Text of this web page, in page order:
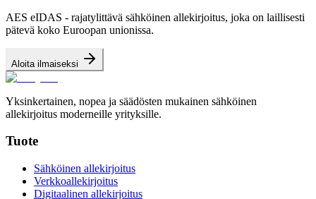
AES eIDAS - rajatylittävä sähköinen allekirjoitus, joka on laillisesti
pätevä koko Euroopan unionissa.
Aloita ilmaiseksi
Yksinkertainen, nopea ja säädösten mukainen sähköinen
allekirjoitus moderneille yrityksille.
Tuote
Sähköinen allekirjoitus
Verkkoallekirjoitus
Digitaalinen allekirjoitus